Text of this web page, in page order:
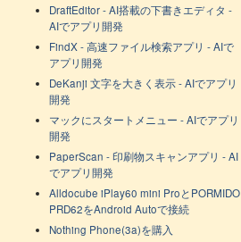
DraftEditor - AI搭載の下書きエディタ -
AIでアプリ開発
FindX - 高速ファイル検索アプリ - AIで
アプリ開発
DeKanji 文字を大きく表示 - AIでアプリ
開発
マックにスタートメニュー - AIでアプリ
開発
PaperScan - 印刷物スキャンアプリ - AI
でアプリ開発
Alldocube iPlay60 mini ProとPORMIDO
PRD62をAndroid Autoで接続
Nothing Phone(3a)を購入